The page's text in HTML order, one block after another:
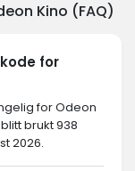
Kino (FAQ)
for
for Odeon
brukt 938
2026.